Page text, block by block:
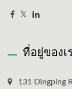
ที่อยู่ของเ
131 Dingping